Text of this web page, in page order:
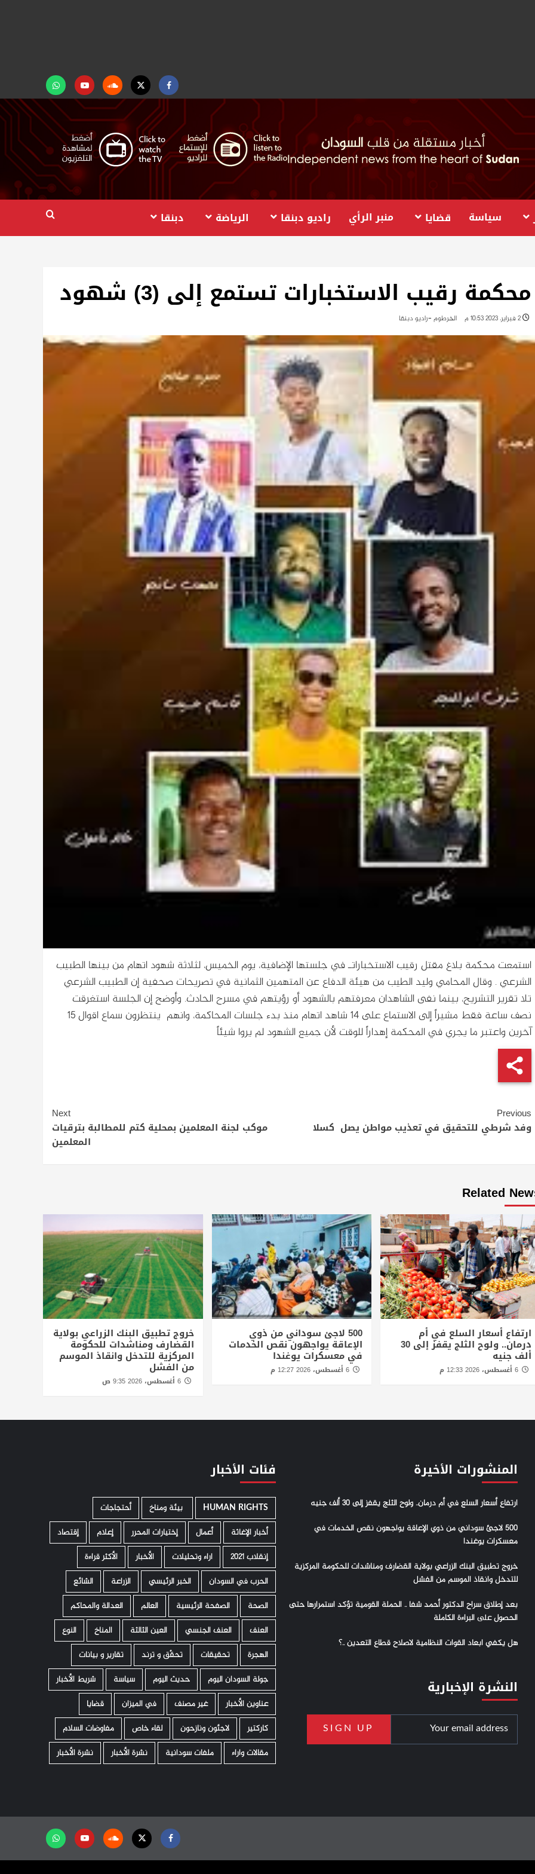
Facebook
Twitter
Soundcloud
Youtubeتابعنا
على
واتساب
سياسة قضايا منبر الرأي راديو دبنقا الرياضة دبنقا
محكمة رقيب الاستخبارات تستمع إلى (3) شهود
2 فبراير، 2023 10:53 م الخرطوم -راديو دبنقا
استمعت محكمة بلاغ مقتل رقيب الاستخباراتـ في جلستها الإضافية، يوم الخميس، لثلاثة شهود اتهام من بينها الطبيب
الشرعي . وقال المحامي وليد الطيب من هيئة الدفاع عن المتهمين الثمانية في تصريحات صحفية إن الطبيب الشرعي
تلا تقرير التشريح، بينما نفى الشاهدان معرفتهم بالشهود أو رؤيتهم في مسرح الحادث. وأوضح إن الجلسة استغرقت
نصف ساعة فقط مشيراً إلى الاستماع على 14 شاهد اتهام منذ بدء جلسات المحاكمة، وانهم ينتظرون سماع اقوال 15
آخرين واعتبر ما يجري في المحكمة إهداراً للوقت لأن جميع الشهود لم يروا شيئاً
Continue
Reading
Previous
وفد شرطي للتحقيق في تعذيب مواطن يصل كسلا
Next
موكب لجنة المعلمين بمحلية كتم للمطالبة بترقيات
المعلمين
Related
ارتفاع أسعار السلع في أم
درمان.. ولوح الثلج يقفز إلى 30
ألف جنيه
6 أغسطس، 2026 12:33 م
500 لاجئ سوداني من ذوي
الإعاقة يواجهون نقص الخدمات
في معسكرات يوغندا
خروج تطبيق البنك الزراعي بولاية
القضارف ومناشدات للحكومة
المركزية للتدخل وانقاذ الموسم
من الفشل
6 أغسطس، 2026 9:35 ص
المنشورات الأخيرة
ارتفاع أسعار السلع في أم درمان.. ولوح الثلج يقفز إلى 30 ألف جنيه
500 لاجئ سوداني من ذوي الإعاقة يواجهون نقص الخدمات في
معسكرات يوغندا
خروج تطبيق البنك الزراعي بولاية القضارف ومناشدات للحكومة المركزية
للتدخل وانقاذ الموسم من الفشل
بعد إطلاق سراح الدكتور أحمد شفا .. الحملة القومية تؤكد استمرارها حتى
الحصول على البراءة الكاملة
هل يكفي ابعاد القوات النظامية لاصلاح قطاع التعدين ..؟
النشرة الإخبارية
فئات الأخبار
HUMAN RIGHTS ­ بيئة ومناخ
أحتجاجات
أخبار الإغاثة
أعمال إختيارات المحرر إعلام
إقتصاد
إنقلاب 2021
اراء وتحليلات الأخبار
الأكثر قراءة
الحرب في السودان
الخبر الرئيسي الزراعة
الشائع
الصحة
الصفحة الرئيسية العالم
العدالة والمحاكم
العنف
العنف الجنسي العين الثالثة المناخ
النوع
الهجرة
تحقيقات تحقّق و ترند
تقارير و بيانات
جولة السودان اليوم
حديث اليوم سياسة
شريط الأخبار
عناوين الأخبار
غير مصنف في الميزان
قضايا
كاركتير
لاجئون ونازحون لقاء خاص
مفاوضات السلام
مقالات واراء
ملفات سودانية نشرة الأخبار نشرة الأخبار
Facebook
Twitter
Soundcloud
Youtubeتابعنا
على